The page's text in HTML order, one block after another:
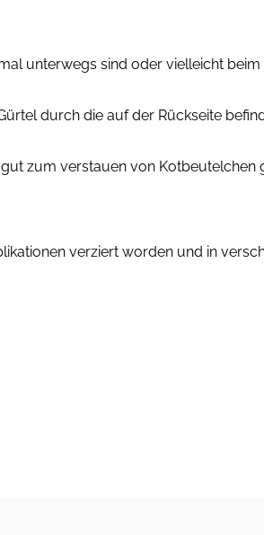
unterwegs sind oder vielleicht
durch die auf der Rückseite
zum verstauen von Kotbeutelchen
verziert worden und in